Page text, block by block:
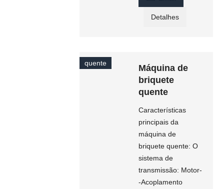
Detalhes
quente
Máquina de
briquete
quente
Características
principais da
máquina de
briquete quente: O
sistema de
transmissão: Motor-
-Acoplamento